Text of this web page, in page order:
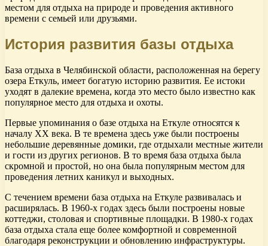
местом для отдыха на природе и проведения активного
времени с семьей или друзьями.
История развития базы отдыха
База отдыха в Челябинской области, расположенная на берегу
озера Еткуль, имеет богатую историю развития. Ее истоки
уходят в далекие времена, когда это место было известно как
популярное место для отдыха и охоты.
Первые упоминания о базе отдыха на Еткуле относятся к
началу XX века. В те времена здесь уже были построены
небольшие деревянные домики, где отдыхали местные жители
и гости из других регионов. В то время база отдыха была
скромной и простой, но она была популярным местом для
проведения летних каникул и выходных.
С течением времени база отдыха на Еткуле развивалась и
расширялась. В 1960-х годах здесь были построены новые
коттеджи, столовая и спортивные площадки. В 1980-х годах
база отдыха стала еще более комфортной и современной
благодаря реконструкции и обновлению инфраструктуры.